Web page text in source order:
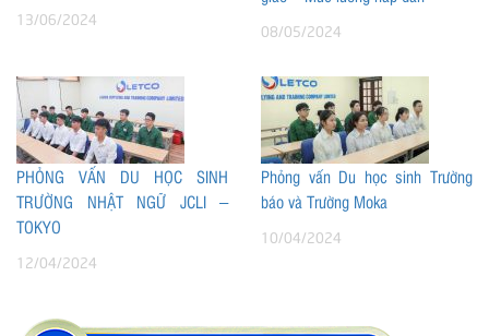
13/06/2024
08/05/2024
PHỎNG VẤN DU HỌC SINH
TRƯỜNG NHẬT NGỮ JCLI –
TOKYO
12/04/2024
Phỏng vấn Du học sinh Trường
báo và Trường Moka
10/04/2024